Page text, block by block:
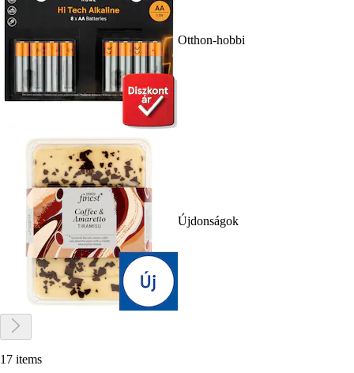
Otthon-hobbi
Újdonságok
17 items